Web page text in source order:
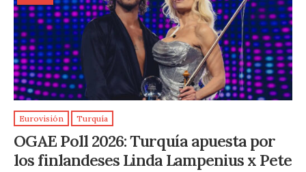
Eurovisión Turquía
OGAE Poll 2026: Turquía apuesta por
los finlandeses Linda Lampenius x Pete